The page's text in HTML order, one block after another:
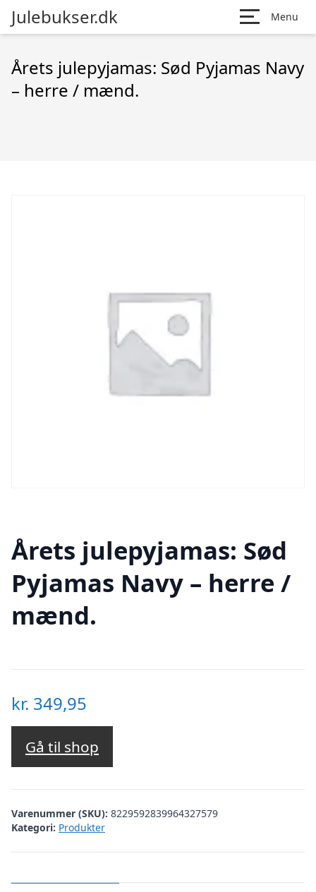
Julebukser.dk Menu
Årets julepyjamas: Sød Pyjamas Navy
– herre / mænd.
Årets julepyjamas: Sød
Pyjamas Navy – herre /
mænd.
kr. 349,95
Gå til shop
Varenummer (SKU): 8229592839964327579
Kategori: Produkter